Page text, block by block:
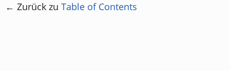
← Zurück zu Table of Contents